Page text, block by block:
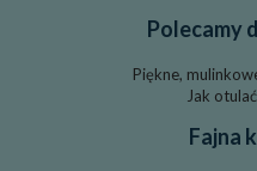
Polecamy
Piękne,
Jak
Fajna